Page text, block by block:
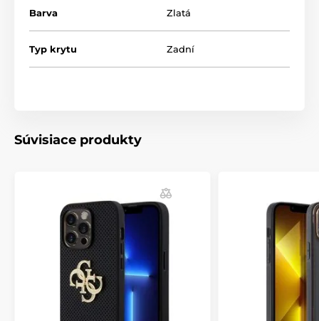
Barva Zlatá
Typ krytu Zadní
Súvisiace produkty